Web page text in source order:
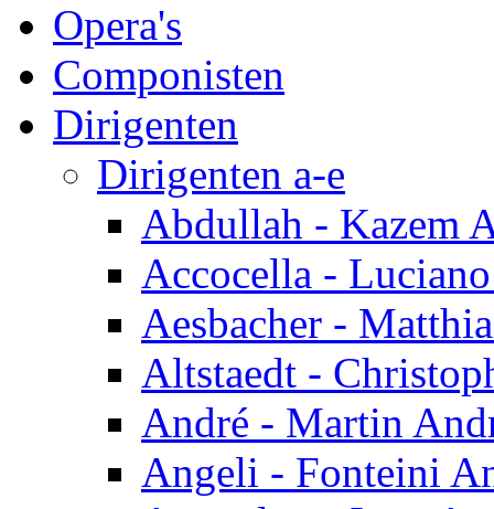
Opera's
Componisten
Dirigenten
Dirigenten a-e
Abdullah - Kazem
Accocella -
Aesbacher -
Altstaedt -
André - Martin
Angeli - Fonteini